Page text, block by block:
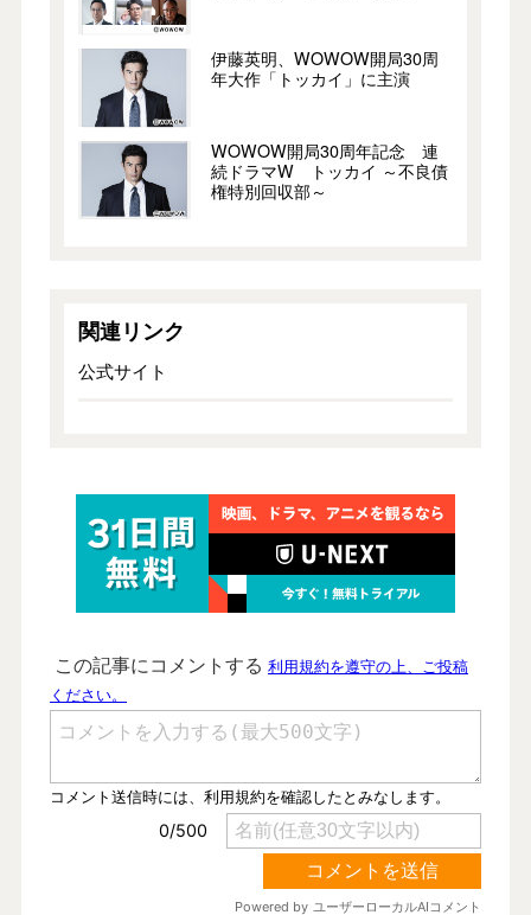
伊藤英明、WOWOW開局30周
年大作「トッカイ」に主演
WOWOW開局30周年記念 連
続ドラマW トッカイ ～不良債
権特別回収部～
関連リンク
公式サイト